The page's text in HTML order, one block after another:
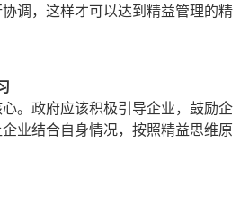
调，这样才可以达到精益管理的精
。政府应该积极引导企业，鼓励企
业结合自身情况，按照精益思维原